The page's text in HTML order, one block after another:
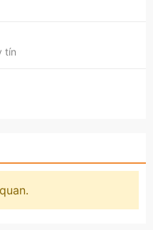
các gờ nổi, giảm
để tuốt vỏ dây cáp
nhanh chóng, chính
cần dụng cụ bổ
tín